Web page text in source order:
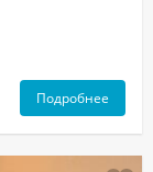
Подробнее